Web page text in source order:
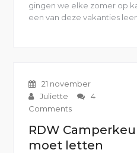
gingen we elke zomer op
een van deze vakanties
21 november
Juliette
4
Comments
RDW
moet letten